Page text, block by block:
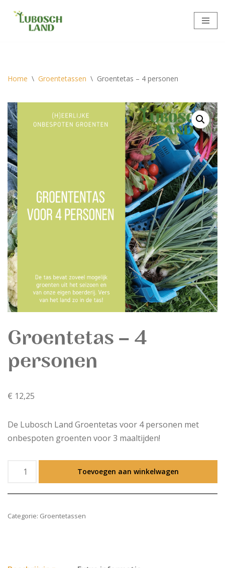
Meteen
Home \ Groentetassen \ Groentetas – 4 personen
Groentetas – 4
personen
€ 12,25
De Lubosch Land Groentetas voor 4 personen met
onbespoten groenten voor 3 maaltijden!
Toevoegen aan winkelwagen
Categorie: Groentetassen